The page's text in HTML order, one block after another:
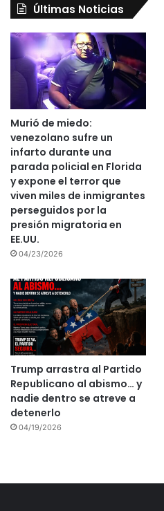
Últimas Noticias
Murió de miedo:
venezolano sufre un
infarto durante una
parada policial en Florida
y expone el terror que
viven miles de inmigrantes
perseguidos por la
presión migratoria en
EE.UU.
04/23/2026
Trump arrastra al Partido
Republicano al abismo… y
nadie dentro se atreve a
detenerlo
04/19/2026